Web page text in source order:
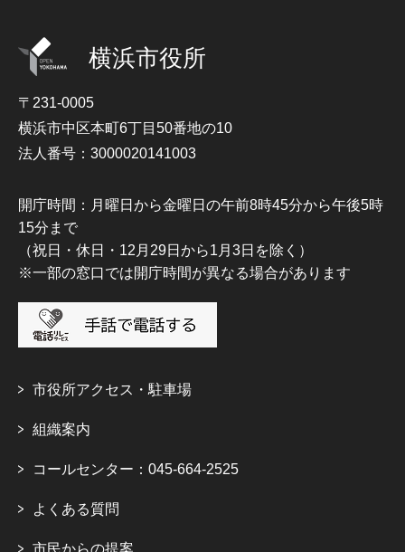
横浜市役所
〒231-0005
横浜市中区本町6丁目50番地の10
法人番号：3000020141003
開庁時間：月曜日から金曜日の午前8時45分から午後5時
15分まで
（祝日・休日・12月29日から1月3日を除く）
※一部の窓口では開庁時間が異なる場合があります
市役所アクセス・駐車場
組織案内
コールセンター：045-664-2525
よくある質問
市民からの提案